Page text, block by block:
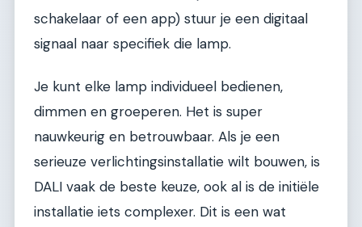
schakelaar of een app) stuur je een digitaal
signaal naar specifiek die lamp.
Je kunt elke lamp individueel bedienen,
dimmen en groeperen. Het is super
nauwkeurig en betrouwbaar. Als je een
serieuze verlichtingsinstallatie wilt bouwen, is
DALI vaak de beste keuze, ook al is de initiële
installatie iets complexer. Dit is een wat